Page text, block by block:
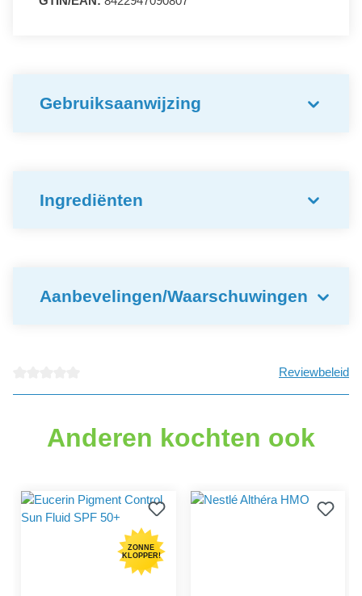
Gebruiksaanwijzing
Ingrediënten
Aanbevelingen/Waarschuwingen
Reviewbeleid
Anderen kochten ook
ZONNE
KLOPPER!